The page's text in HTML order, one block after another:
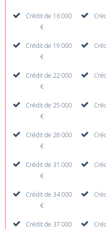
Crédit de 16 000
€
Crédit de 19 000
€
Crédit de 22 000
€
Crédit de 25 000
€
Crédit de 28 000
€
Crédit de 31 000
€
Crédit de 34 000
€
Crédit de 37 000